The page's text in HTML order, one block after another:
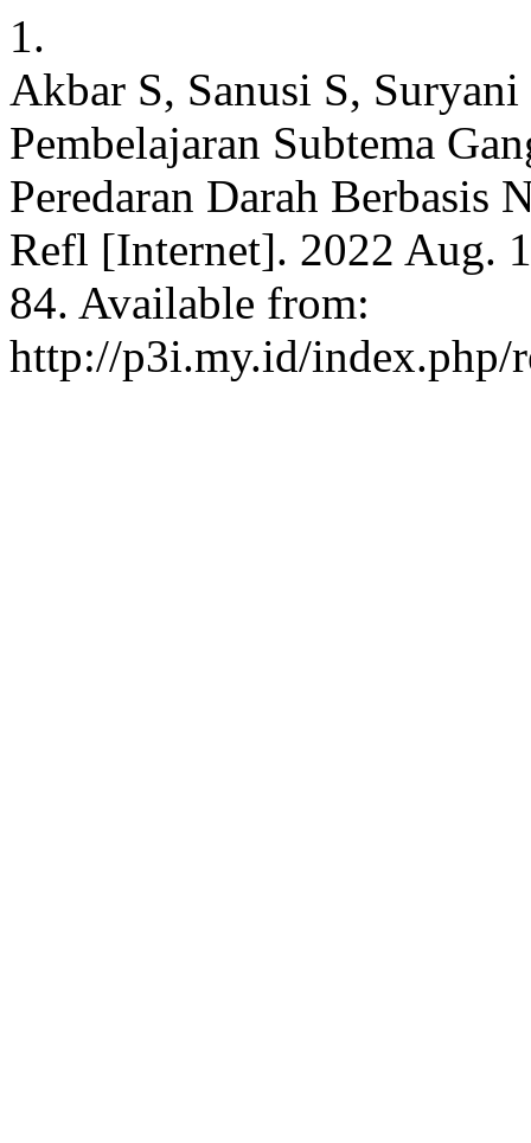
1.
Akbar S, Sanusi S,
Pembelajaran Subtema
Peredaran Darah Berbasis
Refl [Internet]. 2022 Aug.
84. Available from:
http://p3i.my.id/